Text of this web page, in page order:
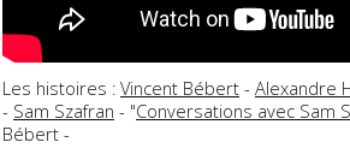
Les histoires : Vincent Bébert - Alexandre
- Sam Szafran - "Conversations avec Sam
Bébert -